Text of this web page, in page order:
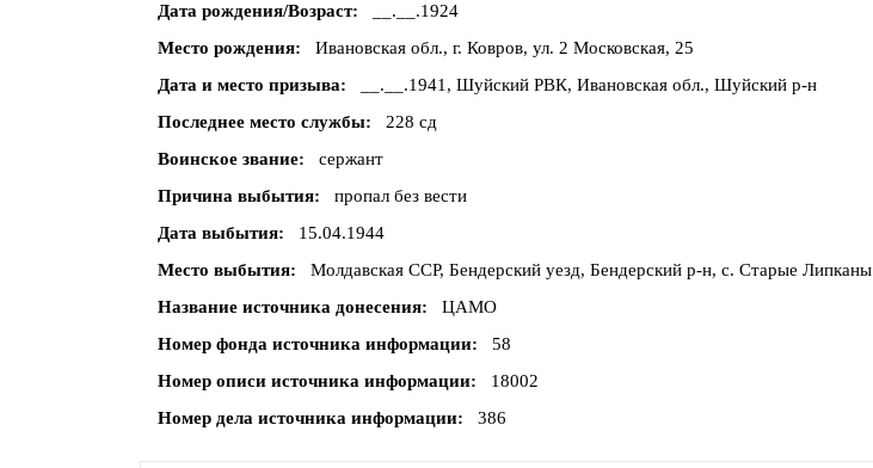
Дата рождения/Возраст
__.__.1924
Место рождения
Ивановская обл., г. Ковров, ул. 2 Московская, 25
Дата и место призыва
__.__.1941, Шуйский РВК, Ивановская обл., Шуйский р-н
Последнее место службы
228 сд
Воинское звание
сержант
Причина выбытия
пропал без вести
Дата выбытия
15.04.1944
Место выбытия
Молдавская ССР, Бендерский уезд, Бендерский р-н, с. Старые Липканы
Название источника донесения
ЦАМО
Номер фонда источника информации
58
Номер описи источника информации
18002
Номер дела источника информации
386